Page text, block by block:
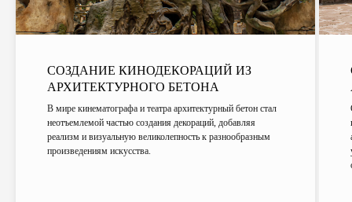
СОЗДАНИЕ КИНОДЕКОРАЦИЙ ИЗ
АРХИТЕКТУРНОГО БЕТОНА
В мире кинематографа и театра архитектурный бетон стал
неотъемлемой частью создания декораций, добавляя
реализм и визуальную великолепность к разнообразным
произведениям искусства.